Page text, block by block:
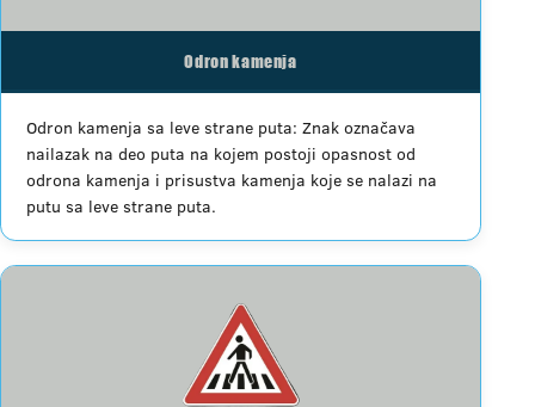
Odron kamenja
Odron kamenja sa leve strane puta: Znak označava
nailazak na deo puta na kojem postoji opasnost od
odrona kamenja i prisustva kamenja koje se nalazi na
putu sa leve strane puta.